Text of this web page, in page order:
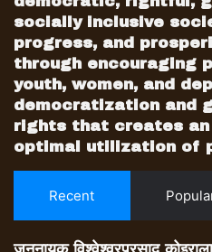
उच्च नैतिक राजनीतिक
भने जस्तै प्रजातन्त्र निर्धो
निश्चयः नै मौलिक संसदीय
प्रधानमन्त्रीले संसद्
पाउँछन् । तर नेपालमा
विघटन गरेर ताजा
भनिएको हाम्रो संविधानले
socially inclusive
progress, and
through encouraging
youth, women, and
democratization and
rights that creates an
optimal utilization of
Recent